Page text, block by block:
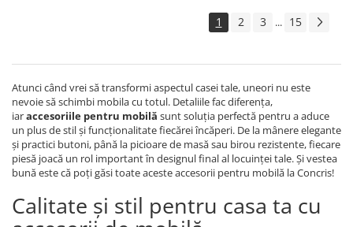
1 2 3 ... 15
Atunci când vrei să transformi aspectul casei tale, uneori nu este
nevoie să schimbi mobila cu totul. Detaliile fac diferența,
iaraccesoriile pentru mobilă sunt soluția perfectă pentru a aduce
un plus de stil și funcționalitate fiecărei încăperi. De la mânere elegante
și practici butoni, până la picioare de masă sau birou rezistente, fiecare
piesă joacă un rol important în designul final al locuinței tale. Și vestea
bună este că poți găsi toate aceste accesorii pentru mobilă la Concris!
Calitate și stil pentru casa ta cu